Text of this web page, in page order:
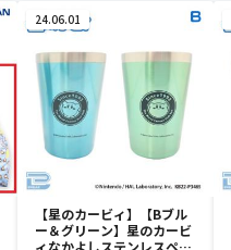
24.06.01
【星のカービィ】【Bブル
ー＆グリーン】星のカービ